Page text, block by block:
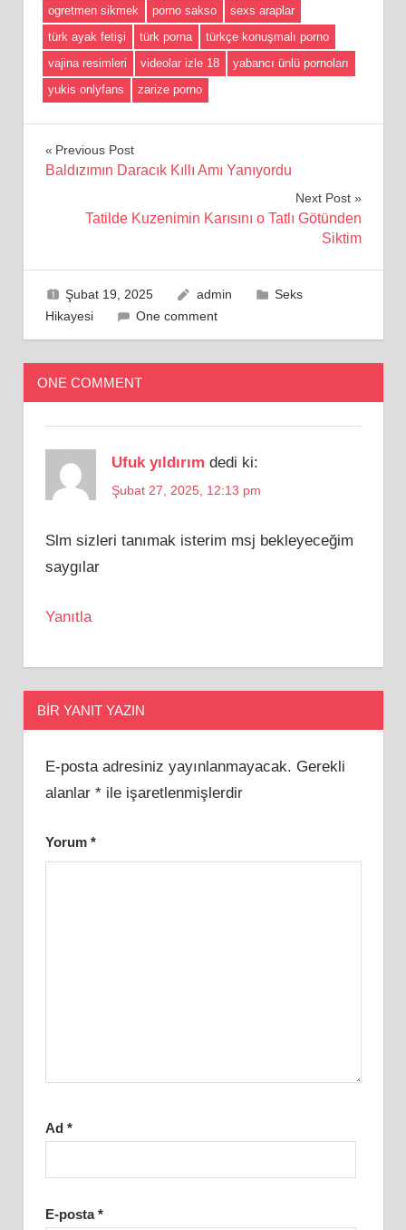
ogretmen sikmek
porno sakso
sexs araplar
türk ayak fetişi
türk porna
türkçe konuşmalı porno
vajina resimleri
videolar izle 18
yabancı ünlü pornoları
yukis onlyfans
zarize porno
Yazı
Previous Post
Baldızımın Daracık Kıllı Amı Yanıyordu
Next Post
Tatilde Kuzenimin Karısını o Tatlı Götünden
Siktim
Şubat 19, 2025 admin
Seks
Hikayesi
One comment
ONE COMMENT
Ufuk yıldırım dedi ki:
Şubat 27, 2025, 12:13 pm
Slm sizleri tanımak isterim msj bekleyeceğim
saygılar
Yanıtla
BIR YANIT YAZIN
E-posta adresiniz yayınlanmayacak. Gerekli
alanlar *ile işaretlenmişlerdir
Yorum *
Ad *
E-posta*